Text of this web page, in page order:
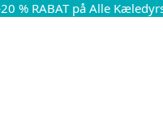
20 % RABAT på Alle